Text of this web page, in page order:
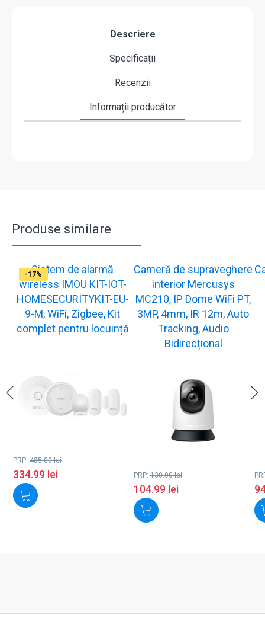
Descriere
Specificații
Recenzii
Informații producător
Produse similare
-31%
Sistem de alarmă
wireless IMOU KIT-IOT-
HOMESECURITYKIT-EU-
9-M, WiFi, Zigbee, Kit
complet pentru locuință
PRP: 485.00lei
334.99 lei
-19%
Cameră de supraveghere
interior Mercusys
MC210, IP Dome WiFi PT,
3MP, 4mm, IR 12m, Auto
Tracking, Audio
Bidirecțional
PRP: 130.00lei
104.99 lei
-21%
-13%
-15%
-20%
-12%
-13%
-16%
-17%